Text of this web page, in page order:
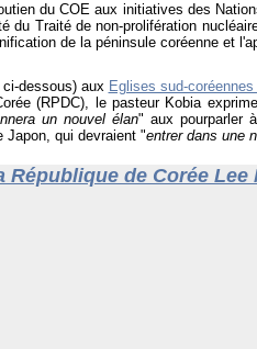
du COE aux initiatives des
du Traité de non-prolifération
de la péninsule coréenne et
ci-dessous) aux Eglises sud-
(RPDC), le pasteur Kobia
un nouvel élan" aux pourparler
Japon, qui devraient "entrer dans une
République de Corée Lee